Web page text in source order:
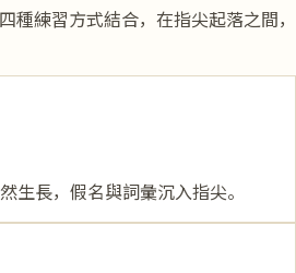
種練習方式結合，在指尖起落之間，
生長，假名與詞彙沉入指尖。